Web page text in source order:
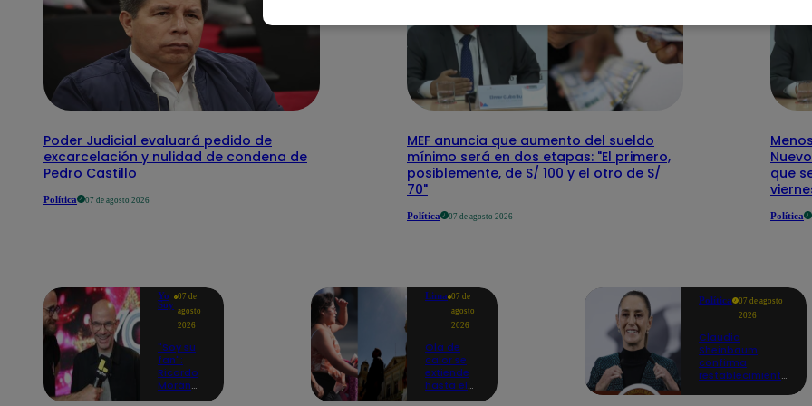
Poder Judicial evaluará pedido de
excarcelación y nulidad de condena de
Pedro Castillo
Política 07 de agosto 2026
MEF anuncia que aumento del sueldo
mínimo será en dos etapas: "El primero,
posiblemente, de S/ 100 y el otro de S/
70"
Política 07 de agosto 2026
que
Política
Yo
Soy
07 de
agosto
2026
"Soy su
fan":
Ricardo
Morán
Lima 07 de
agosto
2026
Ola de
calor se
extiende
hasta el
Política
07 de agosto
2026
Claudia
Sheinbaum
confirma
restablecimiento